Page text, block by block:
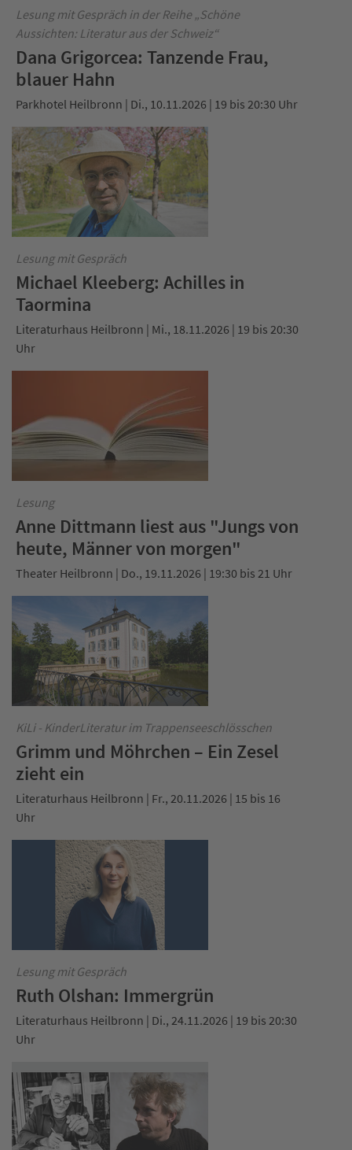
Lesung mit Gespräch in der Reihe „Schöne
Aussichten: Literatur aus der Schweiz“
Dana Grigorcea: Tanzende Frau,
blauer Hahn
Parkhotel Heilbronn | Di., 10.11.2026 | 19 bis 20:30 Uhr
Lesung mit Gespräch
Michael Kleeberg: Achilles in
Taormina
Literaturhaus Heilbronn | Mi., 18.11.2026 | 19 bis 20:30
Uhr
Lesung
Anne Dittmann liest aus "Jungs von
heute, Männer von morgen"
Theater Heilbronn | Do., 19.11.2026 | 19:30 bis 21 Uhr
KiLi - KinderLiteratur im Trappenseeschlösschen
Grimm und Möhrchen – Ein Zesel
zieht ein
Literaturhaus Heilbronn | Fr., 20.11.2026 | 15 bis 16
Uhr
Lesung mit Gespräch
Ruth Olshan: Immergrün
Literaturhaus Heilbronn | Di., 24.11.2026 | 19 bis 20:30
Uhr